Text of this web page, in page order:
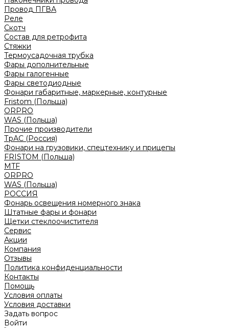
Провод ПГВА
Реле
Скотч
Состав для ретрофита
Стяжки
Термоусадочная трубка
Фары дополнительные
Фары галогенные
Фары светодиодные
Фонари габаритные, маркерные, контурные
Fristom (Польша)
ORPRO
WAS (Польша)
Прочие производители
ТрАС (Россия)
Фонари на грузовики, спецтехнику и прицепы
FRISTOM (Польша)
MTF
ORPRO
WAS (Польша)
РОССИЯ
Фонарь освещения номерного знака
Штатные фары и фонари
Щетки стеклоочистителя
Сервис
Акции
Компания
Отзывы
Политика конфиденциальности
Контакты
Помощь
Условия оплаты
Условия доставки
Задать вопрос
Войти